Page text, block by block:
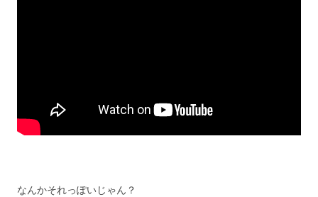
なんかそれっぽいじゃん？